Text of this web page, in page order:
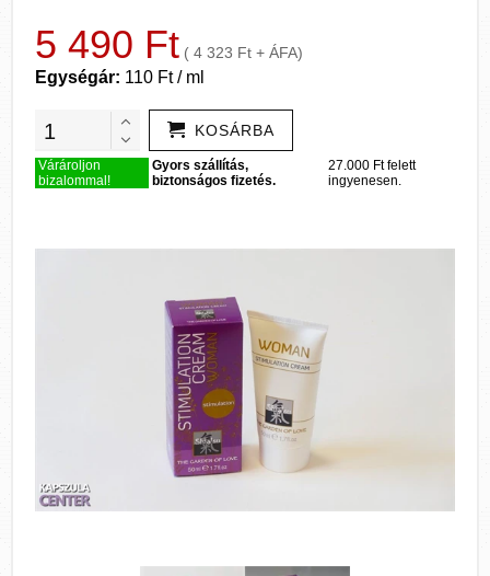
5 490 Ft ( 4 323 Ft + ÁFA)
Egységár: 110 Ft / ml
KOSÁRBA
Várároljon
bizalommal!
Gyors szállítás,
biztonságos fizetés.
27.000 Ft felett
ingyenesen.